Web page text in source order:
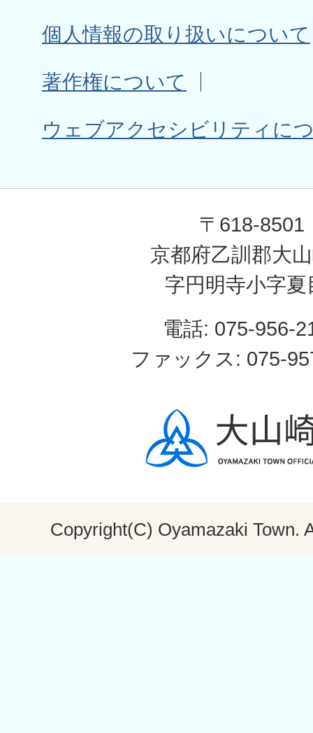
個人情報の取り扱いについて
著作権について
ウェブアクセシビリティに
〒618-8501
京都府乙訓郡大
字円明寺小字夏
電話: 075-956-
ファックス: 075-
Copyright(C) Oyamazaki Town.